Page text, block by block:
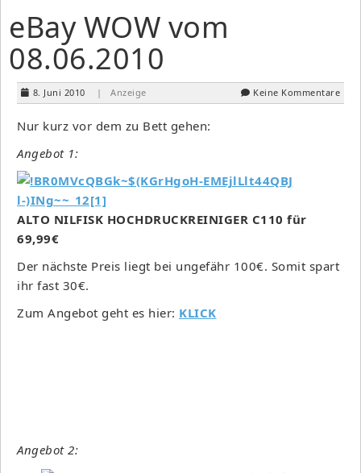
eBay WOW vom
08.06.2010
8. Juni 2010 | Anzeige Keine Kommentare
Nur kurz vor dem zu Bett gehen:
Angebot 1:
ALTO NILFISK HOCHDRUCKREINIGER C110 für
69,99€
Der nächste Preis liegt bei ungefähr 100€. Somit spart
ihr fast 30€.
Zum Angebot geht es hier: KLICK
Angebot 2: